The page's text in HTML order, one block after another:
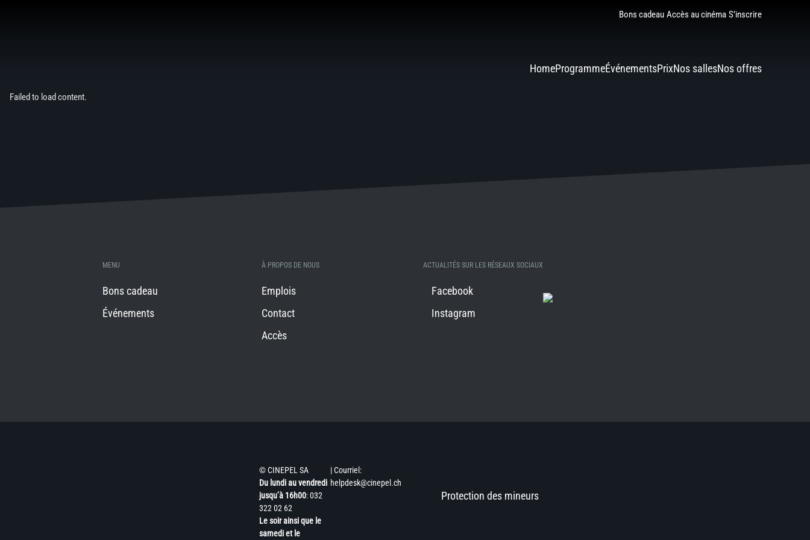
Bons cadeau Accès au cinéma S’inscrire
HomeProgrammeÉvénementsPrixNos sallesNos offres
Failed to load content.
MENU
Bons cadeau
Événements
À PROPOS DE NOUS
Emplois
Contact
Accès
ACTUALITÉS SUR LES RÉSEAUX SOCIAUX
Facebook
Instagram
© CINEPEL SA
Du lundi au vendredi
jusqu’à 16h00: 032
322 02 62
Le soir ainsi que le
samedi et le
| Courriel:
helpdesk@cinepel.ch
Protection des mineurs